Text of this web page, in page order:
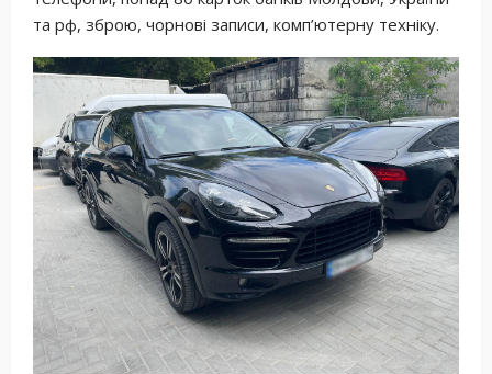
та рф, зброю, чорнові записи, комп’ютерну техніку.